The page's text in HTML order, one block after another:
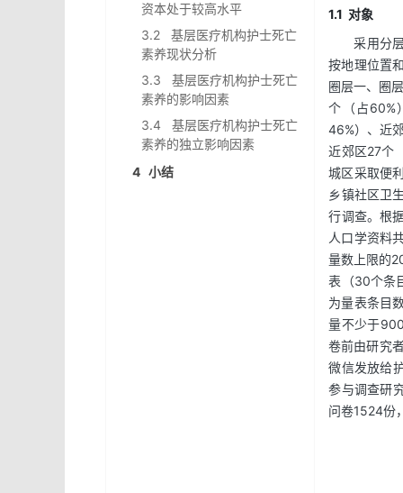
资本处于较高水平
3.2 基层医疗机构护士死亡
素养现状分析
3.3 基层医疗机构护士死亡
素养的影响因素
3.4 基层医疗机构护士死亡
素养的独立影响因素
4 小结
1.1 对象
采用分
按地理位置
圈层一、圈
个（占60%
46%）、近
近郊区27个
城区采取便
乡镇社区卫
行调查。根
人口学资料
量数上限的
表（30个条
为量表条目
量不少于
卷前由研究
微信发放给
参与调查研
问卷1524份